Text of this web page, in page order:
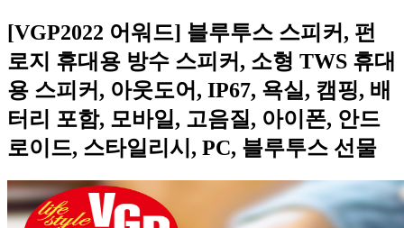
[VGP2022 어워드] 블루투스 스피커, 펀
로지 휴대용 방수 스피커, 소형 TWS 휴대
용 스피커, 아웃도어, IP67, 욕실, 캠핑, 배
터리 포함, 모바일, 고음질, 아이폰, 안드
로이드, 스타일리시, PC, 블루투스 선물